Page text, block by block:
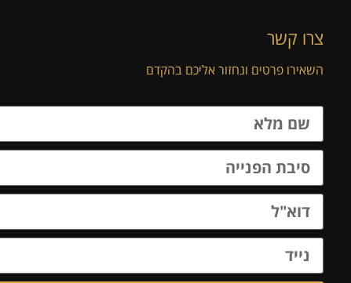
צרו קשר
השאירו פרטים ונחזור אליכם בהקדם